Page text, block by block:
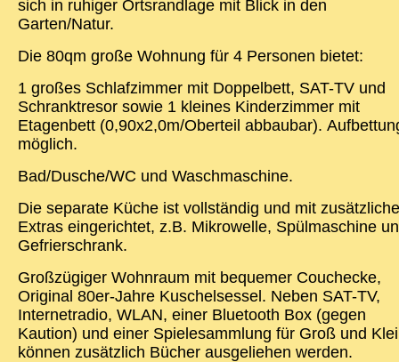
sich in ruhiger Ortsrandlage mit Blick in den
Garten/Natur.
Die 80qm große Wohnung für 4 Personen bietet:
1 großes Schlafzimmer mit Doppelbett, SAT-TV und
Schranktresor sowie 1 kleines Kinderzimmer mit
Etagenbett (0,90x2,0m/Oberteil abbaubar).
möglich.
Bad/Dusche/WC und Waschmaschine.
Die separate Küche ist vollständig und mit
Extras eingerichtet, z.B. Mikrowelle, Spülmaschine
Gefrierschrank.
Großzügiger Wohnraum mit bequemer Couchecke,
Original 80er-Jahre Kuschelsessel. Neben SAT-TV,
Internetradio, WLAN, einer Bluetooth Box (gegen
Kaution) und einer Spielesammlung für Groß und
können zusätzlich Bücher ausgeliehen werden.